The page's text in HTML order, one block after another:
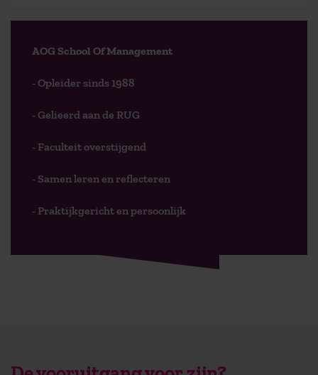
AOG School Of Management
- Opleider sinds 1988
- Gelieerd aan de RUG
- Faculteit overstijgend
- Samen leren en reflecteren
- Praktijkgericht en persoonlijk